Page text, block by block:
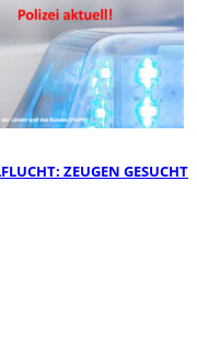
ZEUGEN GESUCHT